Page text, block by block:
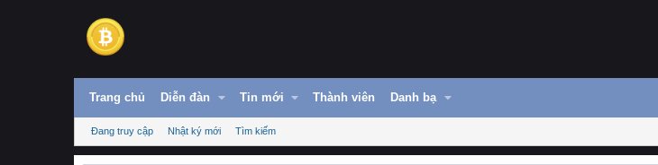
Trang chủ Diễn đàn Tin mới Thành viên Danh bạ
Đang truy cập Nhật ký mới Tìm kiếm